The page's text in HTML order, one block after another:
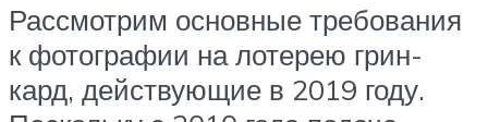
Рассмотрим основные требования
к фотографии на лотерею грин-
кард, действующие в 2019 году.